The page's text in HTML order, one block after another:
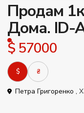
Продам
Дома. ID-
$ 57000
$ ₴
Петра Григоренко ,